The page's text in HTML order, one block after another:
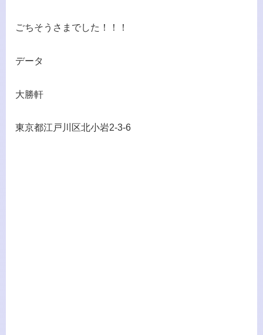
ごちそうさまでした！！！
データ
大勝軒
東京都江戸川区北小岩2-3-6